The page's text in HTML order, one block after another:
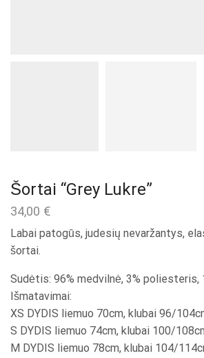
Šortai “Grey Lukre”
34,00 €
Labai patogūs, judesių nevaržantys,
šortai.
Sudėtis: 96% medvilnė, 3% poliesteris,
Išmatavimai:
XS DYDIS liemuo 70cm, klubai 96/
S DYDIS liemuo 74cm, klubai 100/
M DYDIS liemuo 78cm, klubai 104/